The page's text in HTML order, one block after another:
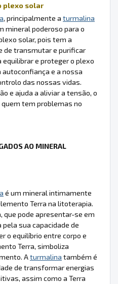
plexo solar
, principalmente a turmalina
mineral poderoso para o
solar, pois tem a
de transmutar e purificar
e proteger o plexo
e a nossa
das nossas vidas.
e ajuda a aliviar a tensão, o
tem problemas no
AO MINERAL
é um mineral intimamente
Terra na litoterapia.
que pode apresentar-se em
sua capacidade de
o equilíbrio entre corpo e
Terra, simboliza
Aturmalina também é
de transformar energias
assim como a Terra